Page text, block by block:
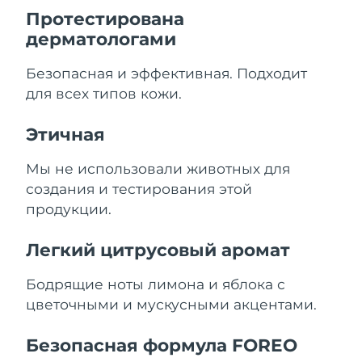
Протестирована
дерматологами
Безопасная и эффективная. Подходит
для всех типов кожи.
Этичная
Мы не использовали животных для
создания и тестирования этой
продукции.
Легкий цитрусовый аромат
Бодрящие ноты лимона и яблока с
цветочными и мускусными акцентами.
Безопасная формула FOREO
Нидерланды
Новая Зеландия
Норвегия
Оман
Ожидаемая дата доставки
Филиппины
Польша
Ожидаемая дата доставки
Португалия